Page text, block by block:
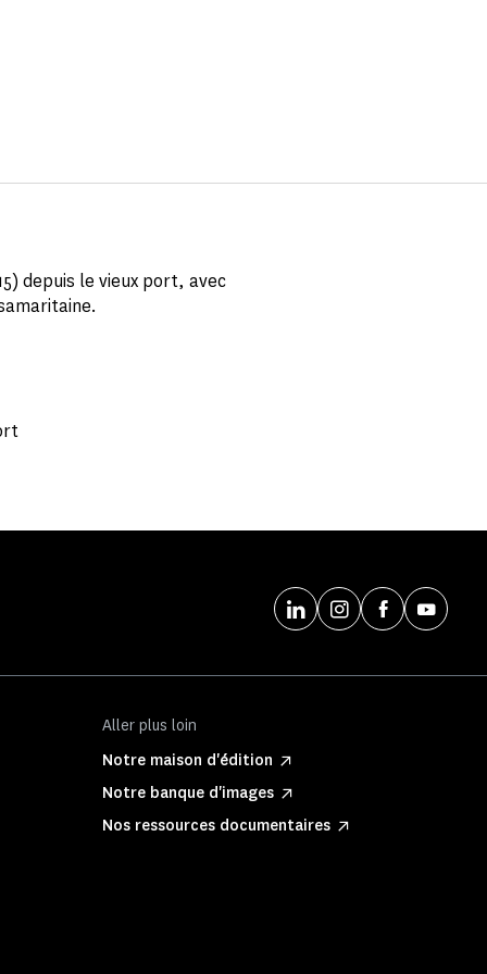
depuis le vieux port, avec
Aller plus loin
Notre maison d'édition
Notre banque d'images
Nos ressources documentaires